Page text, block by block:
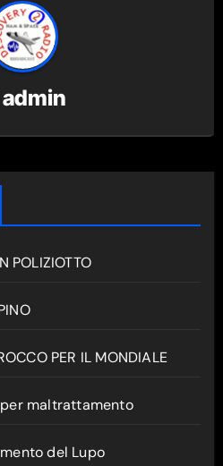
admin
POLIZIOTTO
PER IL MONDIALE
maltrattamento
del Lupo